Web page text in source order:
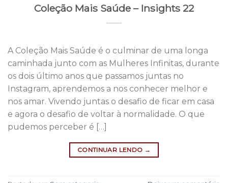
Coleção Mais Saúde – Insights 22
A Coleção Mais Saúde é o culminar de uma longa
caminhada junto com as Mulheres Infinitas, durante
os dois último anos que passamos juntas no
Instagram, aprendemos a nos conhecer melhor e
nos amar. Vivendo juntas o desafio de ficar em casa
e agora o desafio de voltar à normalidade. O que
pudemos perceber é […]
CONTINUAR LENDO →